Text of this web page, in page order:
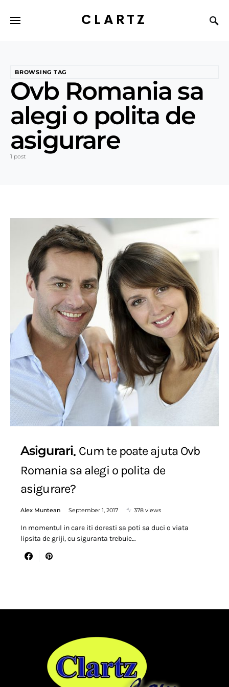
CLARTZ
BROWSING TAG
Ovb Romania sa
alegi o polita de
asigurare
1 post
Asigurari Cum te poate ajuta Ovb
Romania sa alegi o polita de
asigurare?
Alex Muntean September 1, 2017 378 views
In momentul in care iti doresti sa poti sa duci o viata
lipsita de griji, cu siguranta trebuie…